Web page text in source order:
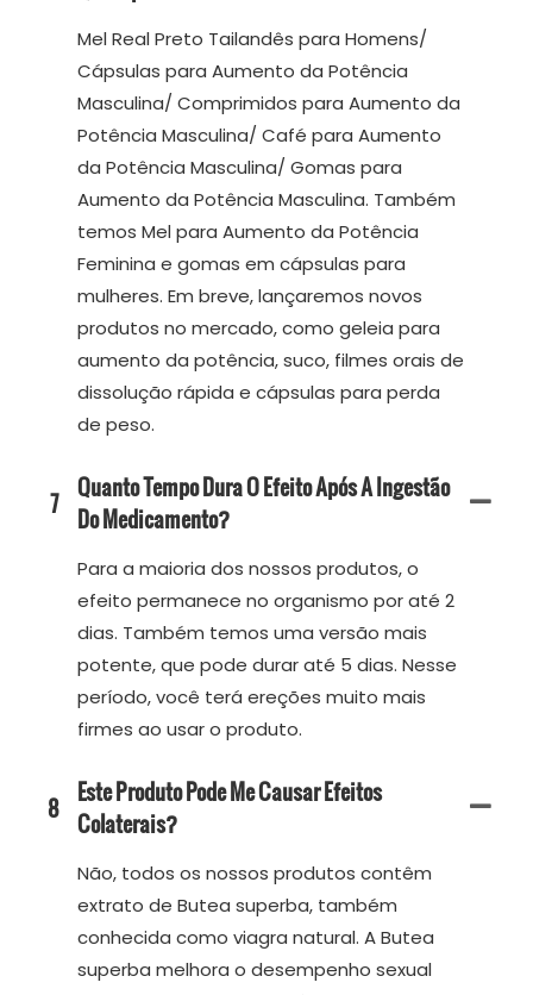
Mel Real Preto Tailandês para Homens/
Cápsulas para Aumento da Potência
Masculina/ Comprimidos para Aumento da
Potência Masculina/ Café para Aumento
da Potência Masculina/ Gomas para
Aumento da Potência Masculina. Também
temos Mel para Aumento da Potência
Feminina e gomas em cápsulas para
mulheres. Em breve, lançaremos novos
produtos no mercado, como geleia para
aumento da potência, suco, filmes orais de
dissolução rápida e cápsulas para perda
de peso.
7
Quanto Tempo Dura O Efeito Após A Ingestão
Do Medicamento?
Para a maioria dos nossos produtos, o
efeito permanece no organismo por até 2
dias. Também temos uma versão mais
potente, que pode durar até 5 dias. Nesse
período, você terá ereções muito mais
firmes ao usar o produto.
8 Este Produto Pode Me Causar Efeitos
Colaterais?
Não, todos os nossos produtos contêm
extrato de Butea superba, também
conhecida como viagra natural. A Butea
superba melhora o desempenho sexual